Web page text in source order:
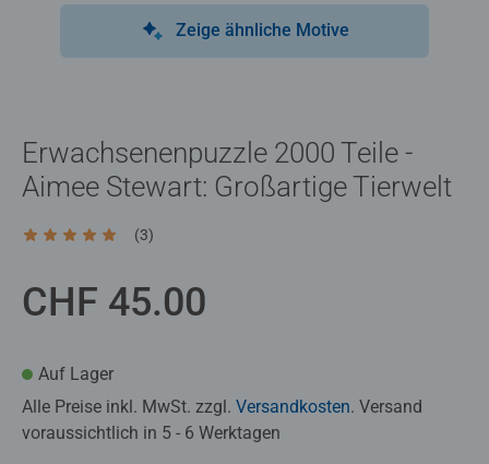
Zeige ähnliche Motive
Erwachsenenpuzzle 2000 Teile -
Aimee Stewart: Großartige Tierwelt
Durchschnittliche Bewertung 5.0 von 5 Sternen.
(3)
CHF 45.00
Auf Lager
Alle Preise inkl. MwSt. zzgl. Versandkosten. Versand
voraussichtlich in 5 - 6 Werktagen